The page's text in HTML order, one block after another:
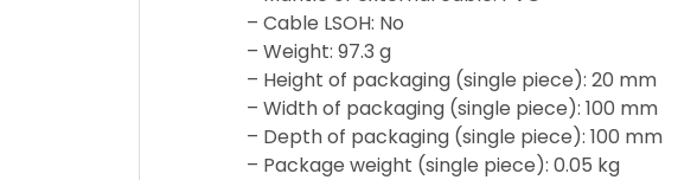
– Cable LSOH: No
– Weight: 97.3 g
– Height of packaging (single piece): 20 mm
– Width of packaging (single piece): 100 mm
– Depth of packaging (single piece): 100 mm
– Package weight (single piece): 0.05 kg